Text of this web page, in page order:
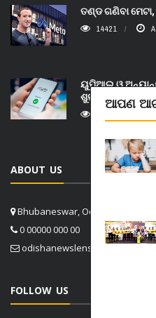
ଆପଣ
ତଣ୍ଡ ଗଣିବା ମେଟା,
14421
ୟୁପିଆଇ ଓ
ଶୁଳ୍କ
ABOUT US
Bhubaneswar, Odisha, India
0 00000 000 00
odishanewslens@gmail.com
FOLLOW US